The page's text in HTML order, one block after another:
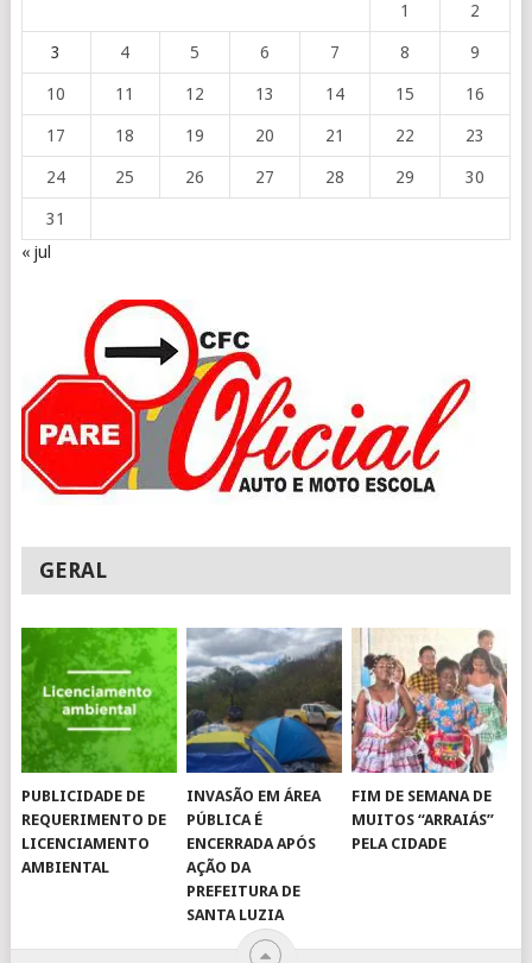
1 2
3 4 5 6 7 8 9
10 11 12 13 14 15 16
17 18 19 20 21 22 23
24 25 26 27 28 29 30
31
« jul
GERAL
PUBLICIDADE DE
REQUERIMENTO DE
LICENCIAMENTO
AMBIENTAL
INVASÃO EM ÁREA
PÚBLICA É
ENCERRADA APÓS
AÇÃO DA
PREFEITURA DE
SANTA LUZIA
FIM DE SEMANA DE
MUITOS “ARRAIÁS”
PELA CIDADE